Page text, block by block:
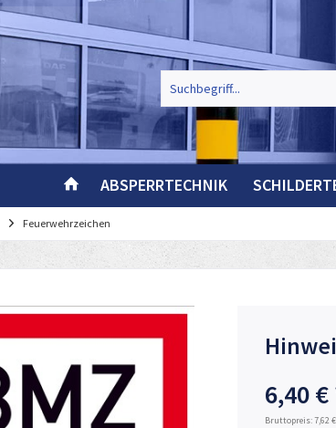
ABSPERRTECHNIK
Feuerwehrzeichen
6,40 €
Bruttopreis: 7,62 €